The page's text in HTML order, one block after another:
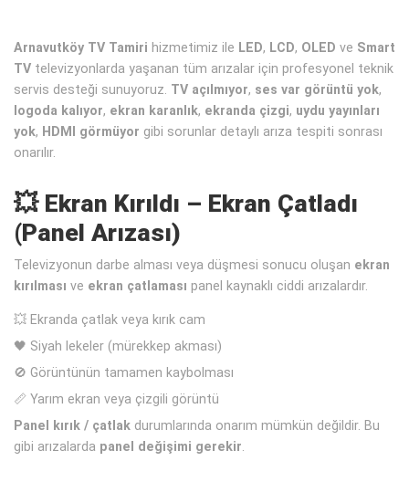
Arnavutköy TV Tamiri hizmetimiz ile LED, LCD, OLED ve Smart
TV televizyonlarda yaşanan tüm arızalar için profesyonel teknik
servis desteği sunuyoruz. TV açılmıyor, ses var görüntü yok,
logoda kalıyor, ekran karanlık, ekranda çizgi, uydu yayınları
yok, HDMI görmüyor gibi sorunlar detaylı arıza tespiti sonrası
onarılır.
💥 Ekran Kırıldı – Ekran Çatladı
(Panel Arızası)
Televizyonun darbe alması veya düşmesi sonucu oluşan ekran
kırılması ve ekran çatlaması panel kaynaklı ciddi arızalardır.
💥 Ekranda çatlak veya kırık cam
🖤 Siyah lekeler (mürekkep akması)
🚫 Görüntünün tamamen kaybolması
📏 Yarım ekran veya çizgili görüntü
Panel kırık / çatlak durumlarında onarım mümkün değildir. Bu
gibi arızalarda panel değişimi gerekir